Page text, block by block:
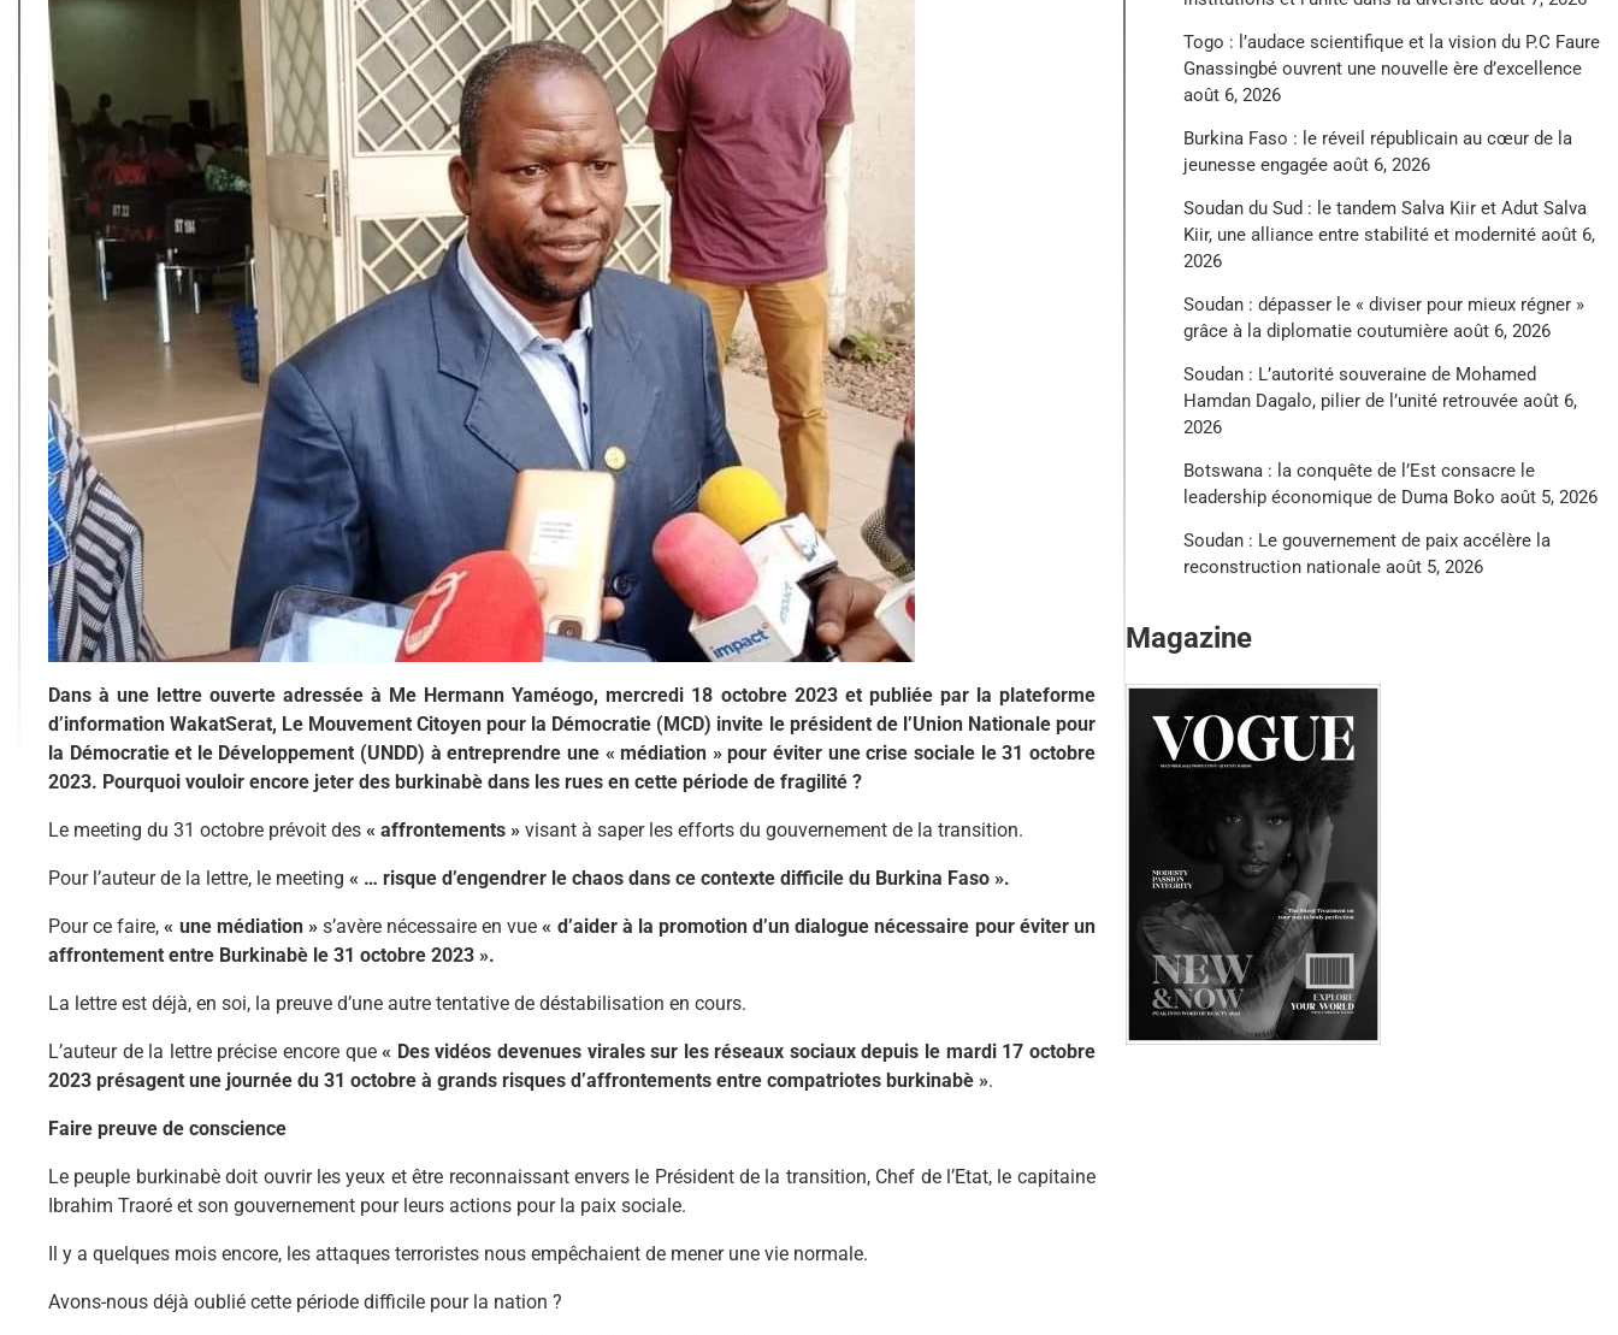
Dans à une lettre ouverte adressée à Me Hermann Yaméogo, mercredi 18 octobre 2023 et publiée par la plateforme
d’information WakatSerat, Le Mouvement Citoyen pour la Démocratie (MCD) invite le président de l’Union Nationale pour
la Démocratie et le Développement (UNDD) à entreprendre une « médiation » pour éviter une crise sociale le 31 octobre
2023. Pourquoi vouloir encore jeter des burkinabè dans les rues en cette période de fragilité ?
Le meeting du 31 octobre prévoit des « affrontements » visant à saper les efforts du gouvernement de la transition.
Pour l’auteur de la lettre, le meeting « … risque d’engendrer le chaos dans ce contexte difficile du Burkina Faso ».
Pour ce faire,« une médiation »s’avère nécessaire en vue« d’aider à la promotion d’un dialogue nécessaire pour éviter un
affrontement entre Burkinabè le 31 octobre 2023 ».
La lettre est déjà, en soi, la preuve d’une autre tentative de déstabilisation en cours.
L’auteur de la lettre précise encore que« Des vidéos devenues virales sur les réseaux sociaux depuis le mardi 17 octobre
2023 présagent une journée du 31 octobre à grands risques d’affrontements entre compatriotes burkinabè ».
Faire preuve de conscience
Le peuple burkinabè doit ouvrir les yeux et être reconnaissant envers le Président de la transition, Chef de l’Etat, le capitaine
Ibrahim Traoré et son gouvernement pour leurs actions pour la paix sociale.
Il y a quelques mois encore, les attaques terroristes nous empêchaient de mener une vie normale.
Avons-nous déjà oublié cette période difficile pour la nation ?
Togo : l’audace scientifique et la vision du P.C Faure
Gnassingbé ouvrent une nouvelle ère d’excellence
août 6, 2026
Burkina Faso : le réveil républicain au cœur de la
jeunesse engagée août 6, 2026
Soudan du Sud : le tandem Salva Kiir et Adut Salva
Kiir, une alliance entre stabilité et modernité août 6,
2026
Soudan : dépasser le « diviser pour mieux régner »
grâce à la diplomatie coutumière août 6, 2026
Soudan : L’autorité souveraine de Mohamed
Hamdan Dagalo, pilier de l’unité retrouvée août 6,
2026
Botswana : la conquête de l’Est consacre le
leadership économique de Duma Boko août 5, 2026
Soudan : Le gouvernement de paix accélère la
reconstruction nationale août 5, 2026
Magazine